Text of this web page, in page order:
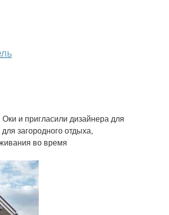
и пригласили дизайнера для
загородного отдыха,
во время